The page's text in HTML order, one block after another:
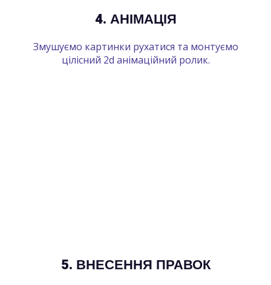
4. АНІМАЦІЯ
Змушуємо картинки рухатися та монтуємо
цілісний 2d анімаційний ролик.
5. ВНЕСЕННЯ ПРАВОК